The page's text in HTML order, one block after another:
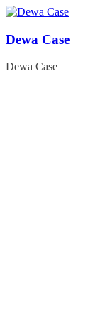
Skip
content
Dewa Case
Dewa Case